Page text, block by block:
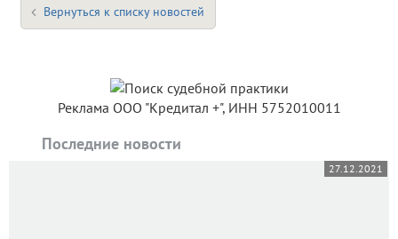
Вернуться к списку новостей
Реклама ООО "Кредитал +", ИНН 5752010011
Последние новости
27.12.2021